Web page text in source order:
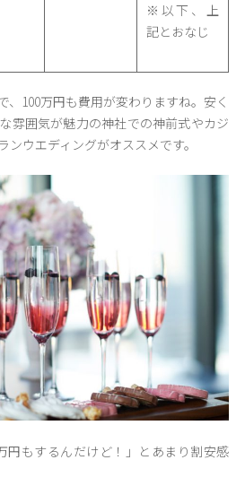
※以下、上
記とおなじ
、100万円も費用が変わりますね。安く
雰囲気が魅力の神社での神前式やカジ
ンウエディングがオススメです。
円もするんだけど！」とあまり割安感